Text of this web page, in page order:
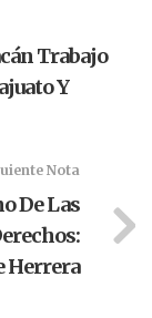
Trabajo
Y
Nota
De Las
Herrera